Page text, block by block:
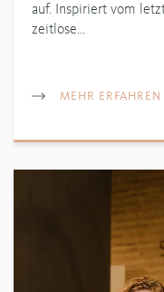
auf. Inspiriert vom
zeitlose…
MEHR ERFAHREN